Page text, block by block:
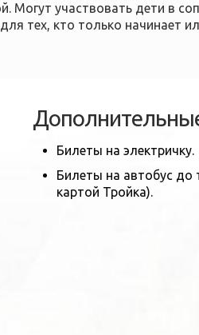
участвовать дети в
тех, кто только начинает
Билеты на электричку.
Билеты на автобус до
картой Тройка).